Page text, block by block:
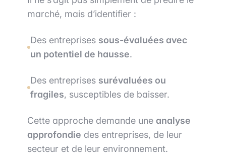
marché, mais d’identifier :
Des entreprises sous-évaluées avec
un potentiel de hausse.
Des entreprises surévaluées ou
fragiles, susceptibles de baisser.
Cette approche demande une analyse
approfondie des entreprises, de leur
secteur et de leur environnement.